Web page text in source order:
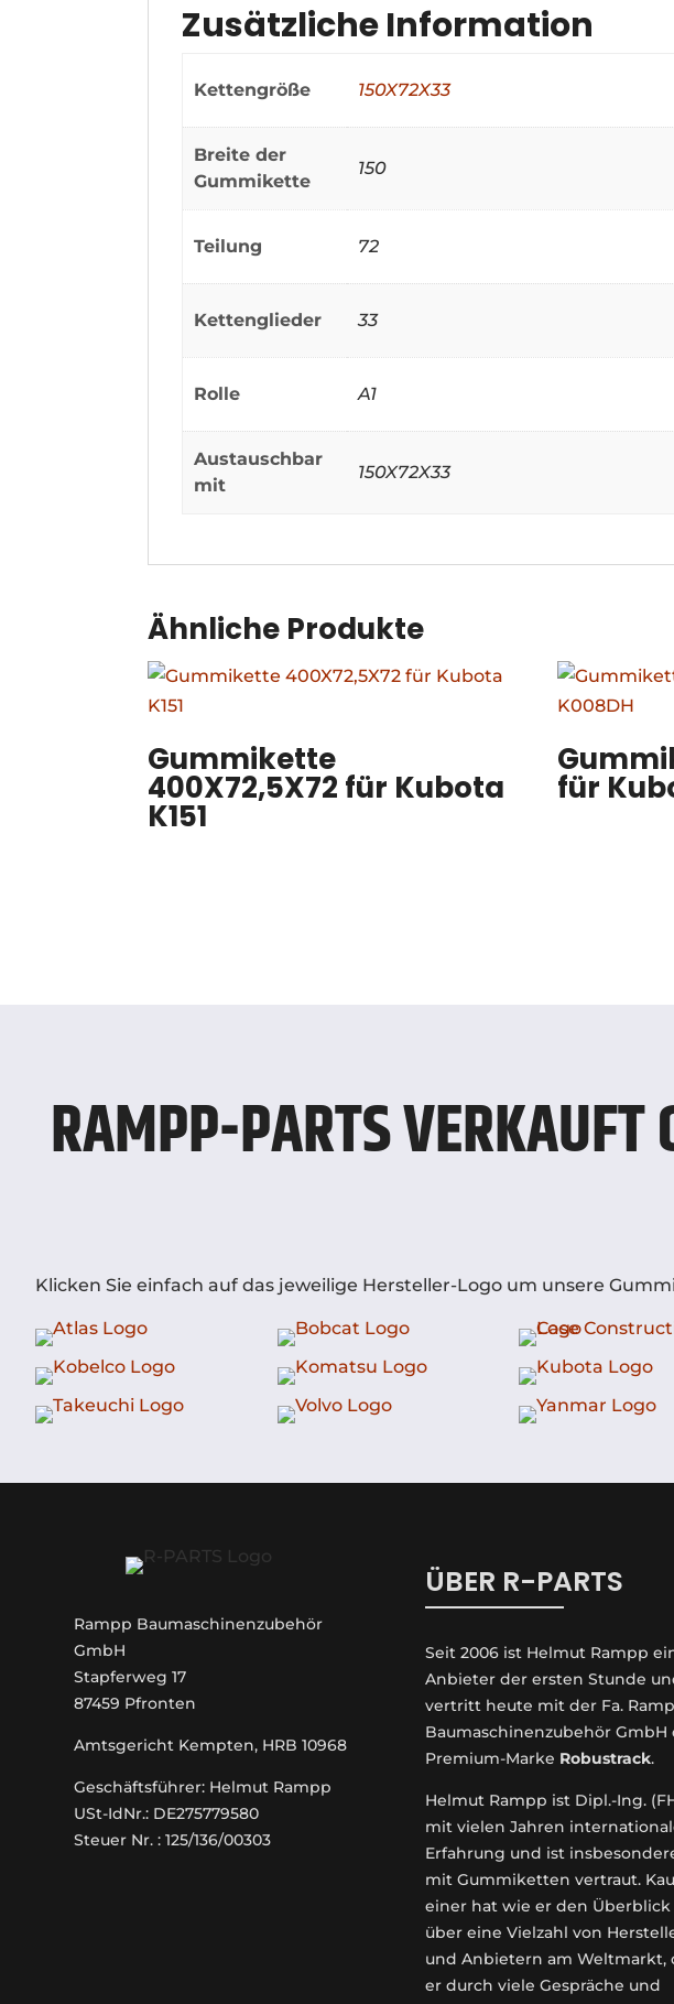
Zusätzliche Information
Kettengröße 150X72X33
Breite der
Gummikette
150
Teilung 72
Kettenglieder 33
Rolle A1
Austauschbar
mit
150X72X33
Ähnliche Produkte
Gummikette
400X72,5X72 für Kubota
K151
für
RAMPP-PARTS VERKAUFT
Klicken Sie einfach auf das jeweilige Hersteller-Logo um unsere
Rampp Baumaschinenzubehör
GmbH
Stapferweg 17
87459 Pfronten
Amtsgericht Kempten, HRB 10968
Geschäftsführer: Helmut Rampp
USt-IdNr.: DE275779580
Steuer Nr. : 125/136/00303
ÜBER R-PARTS
Seit 2006 ist Helmut Rampp
An­bieter der ersten Stunde
vertritt heute mit der Fa.
Baumaschinenzubehör GmbH
Premium-Marke Robustrack.
Helmut Rampp ist Dipl.-Ing.
mit vielen Jahren
Erfahrung und ist
mit Gummiketten vertraut.
einer hat wie er den Überblick
über eine Vielzahl von
und Anbietern am Weltmarkt,
er durch viele Gespräche und